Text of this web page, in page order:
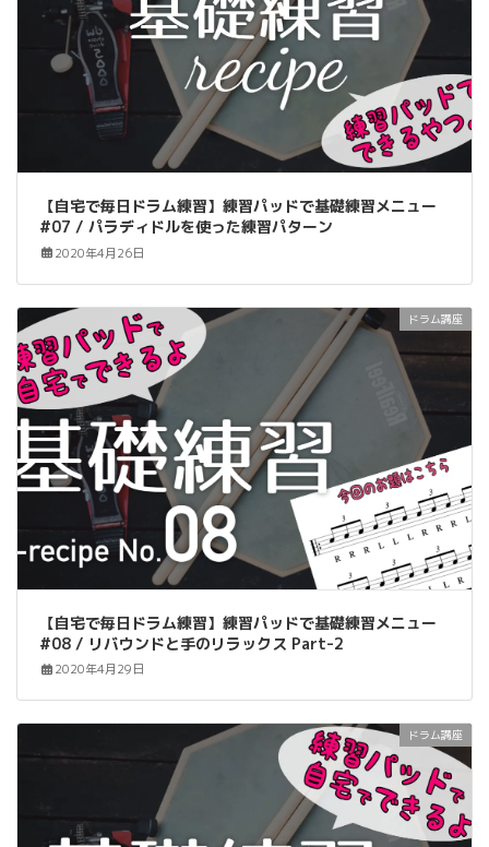
【自宅で毎日ドラム練習】練習パッドで基礎練習メニュー
#07 / パラディドルを使った練習パターン
2020年4月26日
ドラム講座
【自宅で毎日ドラム練習】練習パッドで基礎練習メニュー
#08 / リバウンドと手のリラックス Part-2
2020年4月29日
ドラム講座